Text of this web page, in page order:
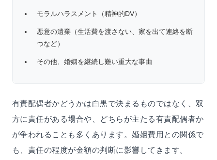
モラルハラスメント（精神的DV）
悪意の遺棄（生活費を渡さない、家を出て連絡を断
つなど）
その他、婚姻を継続し難い重大な事由
有責配偶者かどうかは白黒で決まるものではなく、双
方に責任がある場合や、どちらが主たる有責配偶者か
が争われることも多くあります。婚姻費用との関係で
も、責任の程度が金額の判断に影響してきます。